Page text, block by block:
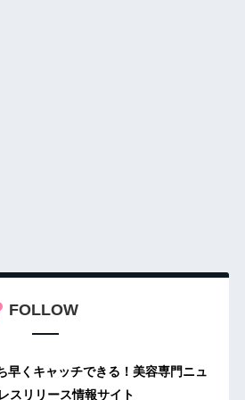
FOLLOW
早くキャッチできる！美容専門ニュ
スリリース情報サイト